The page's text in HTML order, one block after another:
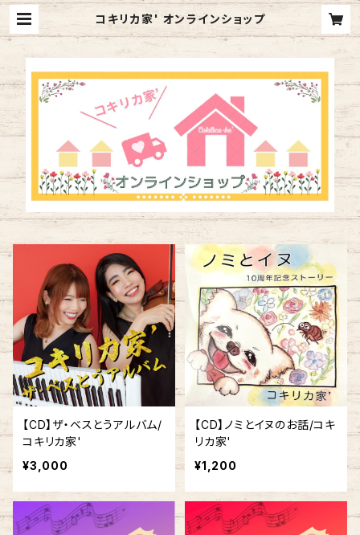
コキリカ家' オンラインショップ
【CD】ザ・ベスとうアルバム/
コキリカ家'
¥3,000
【CD】ノミとイヌのお話/コキ
リカ家'
¥1,200